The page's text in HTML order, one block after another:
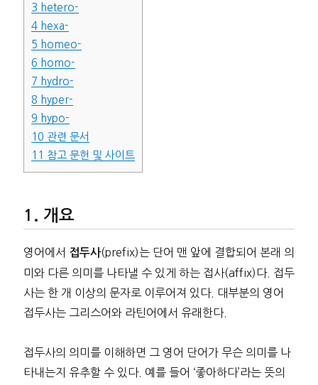
3 hetero-
4hexa-
5 homeo-
6 homo-
7 hydro-
8 hyper-
9 hypo-
10 관련 문서
11 참고 문헌 및 사이트
개요
영어에서 접두사(prefix)는 단어 맨 앞에 결합되어 본래 의
미와 다른 의미를 나타낼 수 있게 하는 접사(affix)다. 접두
사는 한 개 이상의 문자로 이루어져 있다. 대부분의 영어
접두사는 그리스어와 라틴어에서 유래한다.
접두사의 의미를 이해하면 그 영어 단어가 무슨 의미를 나
타내는지 유추할 수 있다. 예를 들어 ‘좋아하다’라는 뜻의